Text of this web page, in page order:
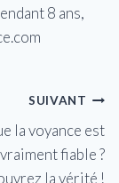
8 ans,
SUIVANT
la voyance est
vraiment fiable ?
la vérité !